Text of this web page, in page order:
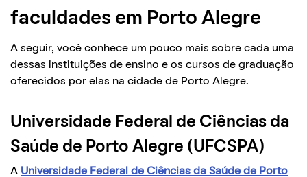
faculdades em Porto Alegre
A seguir, você conhece um pouco mais sobre cada uma
dessas instituições de ensino e os cursos de graduação
oferecidos por elas na cidade de Porto Alegre.
Universidade Federal de Ciências da
Saúde de Porto Alegre (UFCSPA)
A Universidade Federal de Ciências da Saúde de Porto